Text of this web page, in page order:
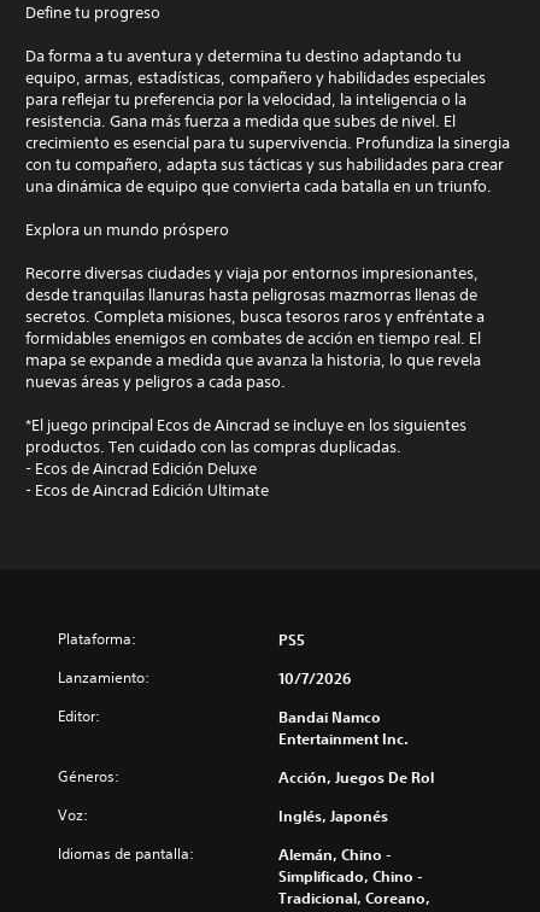
Define tu progreso
Da forma a tu aventura y determina tu destino adaptando tu
equipo, armas, estadísticas, compañero y habilidades especiales
para reflejar tu preferencia por la velocidad, la inteligencia o la
resistencia. Gana más fuerza a medida que subes de nivel. El
crecimiento es esencial para tu supervivencia. Profundiza la sinergia
con tu compañero, adapta sus tácticas y sus habilidades para crear
una dinámica de equipo que convierta cada batalla en un triunfo.
Explora un mundo próspero
Recorre diversas ciudades y viaja por entornos impresionantes,
desde tranquilas llanuras hasta peligrosas mazmorras llenas de
secretos. Completa misiones, busca tesoros raros y enfréntate a
formidables enemigos en combates de acción en tiempo real. El
mapa se expande a medida que avanza la historia, lo que revela
nuevas áreas y peligros a cada paso.
*El juego principal Ecos de Aincrad se incluye en los siguientes
productos. Ten cuidado con las compras duplicadas.
- Ecos de Aincrad Edición Deluxe
- Ecos de Aincrad Edición Ultimate
Plataforma: PS5
Lanzamiento: 10/7/2026
Editor:
Bandai Namco
Entertainment Inc.
Géneros: Acción, Juegos De Rol
Voz: Inglés, Japonés
Idiomas de pantalla:
Alemán, Chino -
Simplificado, Chino -
Tradicional, Coreano,